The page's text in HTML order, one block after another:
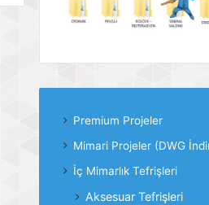
Premium Projeler
Mimari Projeler (DWG
İç Mimarlık Tefrişleri
Aksesuar Tefrişleri